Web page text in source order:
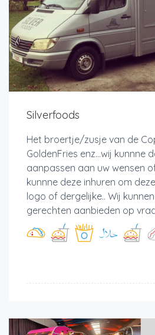
Silverfoods
Het broertje/zusje van de
GoldenFries enz...wij kunnne
aanpassen aan uw wensen
kunnne deze inhuren om
logo of dergelijke.. Wij
gerechten aanbieden op